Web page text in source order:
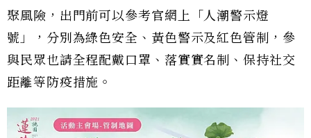
聚風險，出門前可以參考官網上「人潮警示燈
號」，分別為綠色安全、黃色警示及紅色管制，參
與民眾也請全程配戴口罩、落實實名制、保持社交
距離等防疫措施。